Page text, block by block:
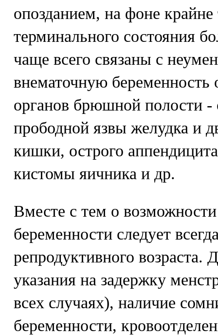
опозданием, на фоне
терминального состояния
чаще всего связаны с
внематочную беременность
органов брюшной полости -
прободной язвы желудка и
кишки, острого
кистомы яичника и др.
Вместе с тем о
беременности следует
репродуктивного возраста.
указания на задержку
всех случаях), наличие
беременности,